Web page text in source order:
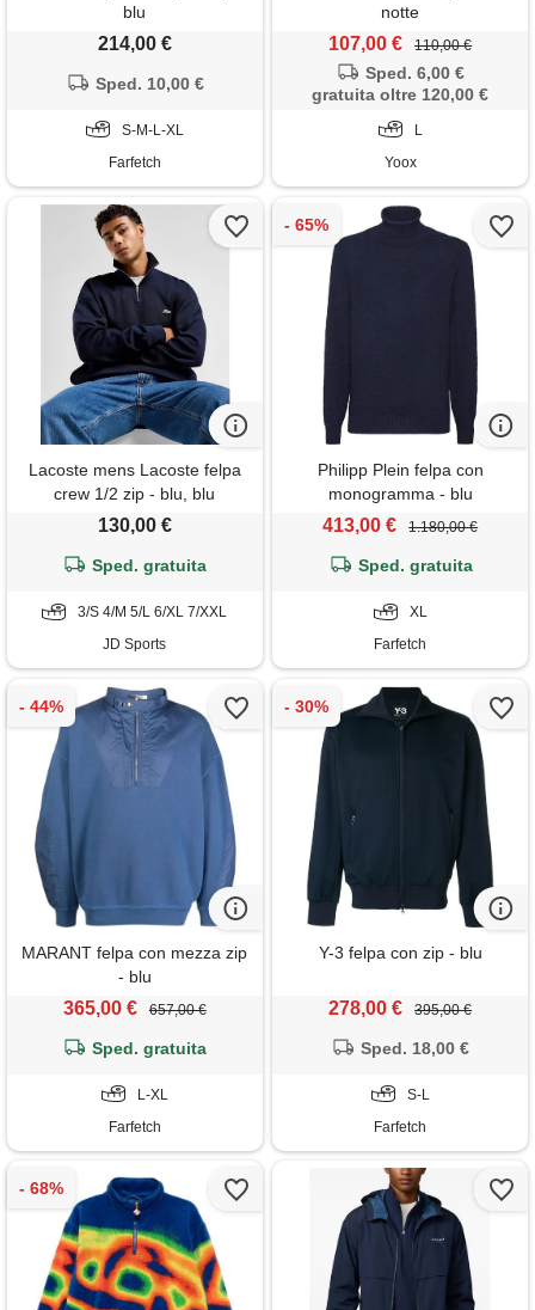
blu
214,00 €
Sped. 10,00 €
S-M-L-XL
Farfetch
notte
107,00 € 110,00 €
Sped. 6,00 €
gratuita oltre 120,00 €
L
Yoox
Lacoste mens Lacoste felpa
crew 1/2 zip - blu, blu
130,00 €
Sped. gratuita
3/S 4/M 5/L 6/XL 7/XXL
JD Sports
Philipp Plein felpa con
monogramma - blu
413,00 € 1.180,00 €
Sped. gratuita
XL
Farfetch
MARANT felpa con mezza zip
- blu
365,00 € 657,00 €
Sped. gratuita
L-XL
Farfetch
Y-3 felpa con zip - blu
278,00 € 395,00 €
Sped. 18,00 €
S-L
Farfetch